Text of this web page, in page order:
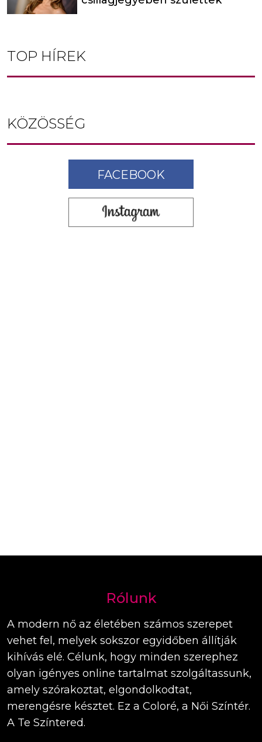
TOP HÍREK
KÖZÖSSÉG
FACEBOOK
Rólunk
A modern nő az életében számos szerepet
vehet fel, melyek sokszor egyidőben állítják
kihívás elé. Célunk, hogy minden szerephez
olyan igényes online tartalmat szolgáltassunk,
amely szórakoztat, elgondolkodtat,
merengésre késztet. Ez a Coloré, a Női Színtér.
A Te Színtered.